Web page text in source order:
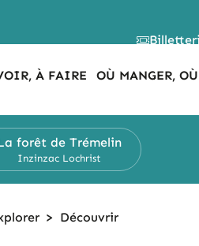
À FAIRE OÙ MANGER,
forêt de Trémelin
Inzinzac Lochrist
> Découvrir